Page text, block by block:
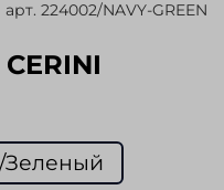
арт. 224002/NAVY-GREEN